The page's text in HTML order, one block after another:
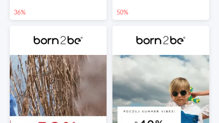
36% 50%